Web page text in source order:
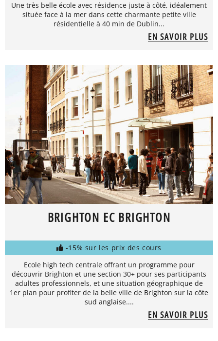
Une très belle école avec résidence juste à côté, idéalement
située face à la mer dans cette charmante petite ville
résidentielle à 40 min de Dublin...
EN SAVOIR PLUS
BRIGHTON EC BRIGHTON
-15% sur les prix des cours
Ecole high tech centrale offrant un programme pour
découvrir Brighton et une section 30+ pour ses participants
adultes professionnels, et une situation géographique de
1er plan pour profiter de la belle ville de Brighton sur la côte
sud anglaise....
EN SAVOIR PLUS